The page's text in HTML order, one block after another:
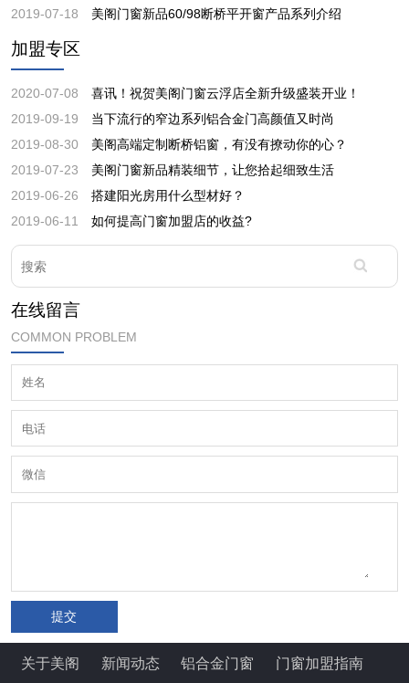
2019-07-18
美阁门窗新品60/98断桥平开窗产品系列介绍
加盟专区
2020-07-08
喜讯！祝贺美阁门窗云浮店全新升级盛装开业！
2019-09-19
当下流行的窄边系列铝合金门高颜值又时尚
2019-08-30
美阁高端定制断桥铝窗，有没有撩动你的心？
2019-07-23
美阁门窗新品精装细节，让您拾起细致生活
2019-06-26
搭建阳光房用什么型材好？
2019-06-11
如何提高门窗加盟店的收益?
在线留言
COMMON PROBLEM
提交
关于美阁 新闻动态 铝合金门窗 门窗加盟指南